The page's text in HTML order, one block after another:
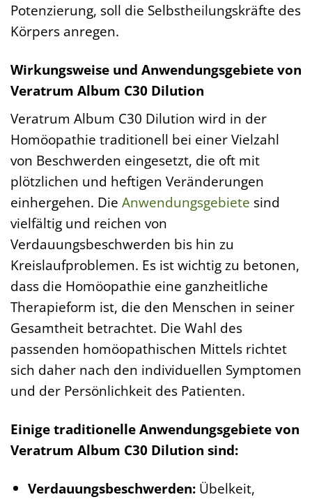
Potenzierung, soll die Selbstheilungskräfte des
Körpers anregen.
Wirkungsweise und Anwendungsgebiete von
Veratrum Album C30 Dilution
Veratrum Album C30 Dilution wird in der
Homöopathie traditionell bei einer Vielzahl
von Beschwerden eingesetzt, die oft mit
plötzlichen und heftigen Veränderungen
einhergehen. Die Anwendungsgebiete sind
vielfältig und reichen von
Verdauungsbeschwerden bis hin zu
Kreislaufproblemen. Es ist wichtig zu betonen,
dass die Homöopathie eine ganzheitliche
Therapieform ist, die den Menschen in seiner
Gesamtheit betrachtet. Die Wahl des
passenden homöopathischen Mittels richtet
sich daher nach den individuellen Symptomen
und der Persönlichkeit des Patienten.
Einige traditionelle Anwendungsgebiete von
Veratrum Album C30 Dilution sind:
Verdauungsbeschwerden:Übelkeit,